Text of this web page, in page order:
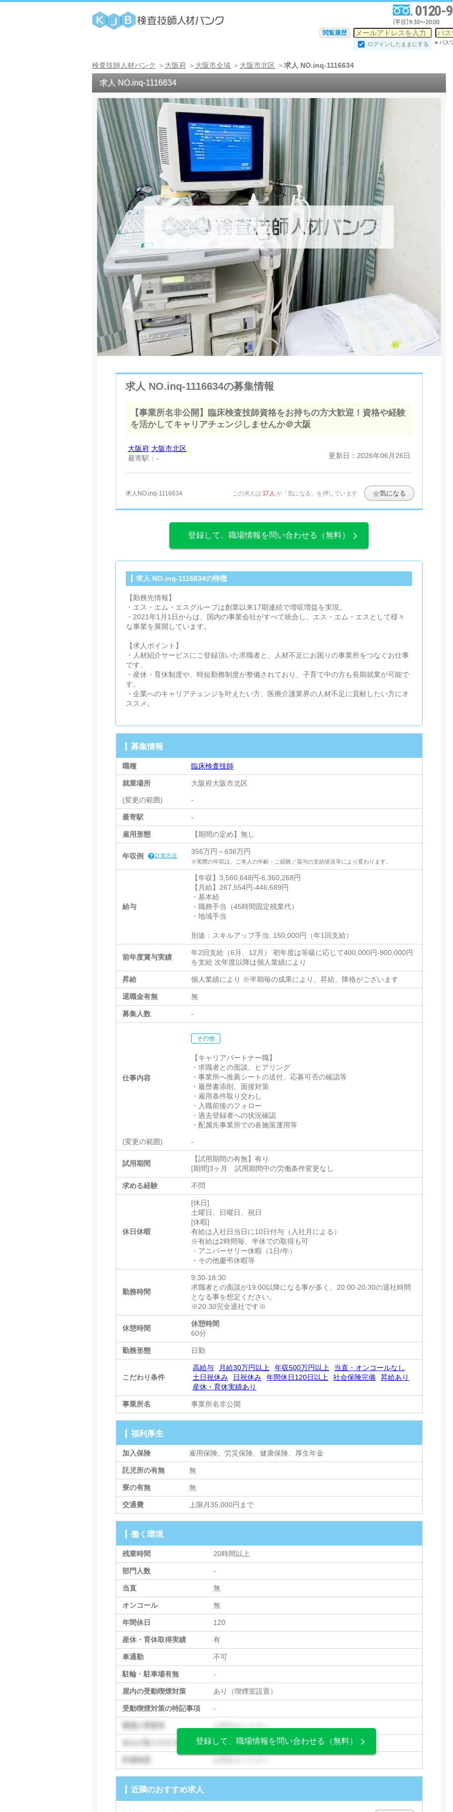
0120-
閲覧履歴
ログインしたままにする
検査技師人材バンク 大阪府 大阪市全域 大阪市北区 求人 NO.inq-1116634
求人 NO.inq-1116634
求人 NO.inq-1116634の募集情報
気になる
【事業所名非公開】臨床検査技師資格をお持ちの方大歓迎！資格や経験
を活かしてキャリアチェンジしませんか＠大阪
大阪府 大阪市北区
最寄駅：-
更新日：2026年06月26日
求人NO.inq-1116634 この求人は 17人 が「気になる」を押しています
登録して、職場情報を問い合わせる（無料）
求人 NO.inq-1116634の特徴
【勤務先情報】
・エス・エム・エスグループは創業以来17期連続で増収増益を実現。
・2021年1月1日からは、国内の事業会社がすべて統合し、エス・エム・エスとして様々
な事業を展開しています。
【求人ポイント】
・人材紹介サービスにご登録頂いた求職者と、人材不足にお困りの事業所をつなぐお仕事
です。
・産休・育休制度や、時短勤務制度が整備されており、子育て中の方も長期就業が可能で
す。
・企業へのキャリアチェンジを叶えたい方、医療介護業界の人材不足に貢献したい方にオ
ススメ。
募集情報
職種 臨床検査技師
就業場所 大阪府大阪市北区
(変更の範囲) -
最寄駅 -
雇用形態 【期間の定め】無し
年収例 計算方法 356万円～636万円
※実際の年収は、ご本人の年齢・ご経験／賞与の支給状況等により変わります。
給与
【年収】3,560,648円-6,360,268円
【月給】267,554円-446,689円
・基本給
・職務手当（45時間固定残業代）
・地域手当
別途：スキルアップ手当: 150,000円（年1回支給）
前年度賞与実績
年2回支給（6月、12月） 初年度は等級に応じて400,000円-900,000円
を支給 次年度以降は個人業績により
昇給 個人業績により ※半期毎の成果により、昇給、降格がございます
退職金有無 無
募集人数 -
仕事内容
その他
【キャリアパートナー職】
・求職者との面談、ヒアリング
・事業所へ推薦シートの送付、応募可否の確認等
・履歴書添削、面接対策
・雇用条件取り交わし
・入職前後のフォロー
・過去登録者への状況確認
・配属先事業所での各施策運用等
(変更の範囲) -
試用期間
【試用期間の有無】有り
[期間]3ヶ月 試用期間中の労働条件変更なし
求める経験 不問
休日休暇
[休日]
土曜日、日曜日、祝日
[休暇]
有給は入社日当日に10日付与（入社月による）
※有給は2時間毎、半休での取得も可
・アニバーサリー休暇（1日/年）
・その他慶弔休暇等
勤務時間
9:30-18:30
求職者との面談が19:00以降になる事が多く、20:00-20:30の退社時間
となる事を想定ください。
※20:30完全退社です※
休憩時間
休憩時間
60分
勤務形態 日勤
こだわり条件
高給与 月給30万円以上 年収500万円以上
当直・オンコールなし
土日祝休み
日祝休み 年間休日120日以上 社会保険完備
昇給あり
産休・育休実績あり
事業所名 事業所名非公開
福利厚生
加入保険 雇用保険、労災保険、健康保険、厚生年金
託児所の有無 無
寮の有無 無
交通費 上限月35,000円まで
働く環境
残業時間 20時間以上
部門人数 -
当直 無
オンコール 無
年間休日 120
産休・育休取得実績 有
車通勤 不可
駐輪・駐車場有無 -
屋内の受動喫煙対策 あり（喫煙室設置）
受動喫煙対策の特記事項 -
お問合せください
登録して、職場情報を問い合わせる（無料）
近隣のおすすめ求人